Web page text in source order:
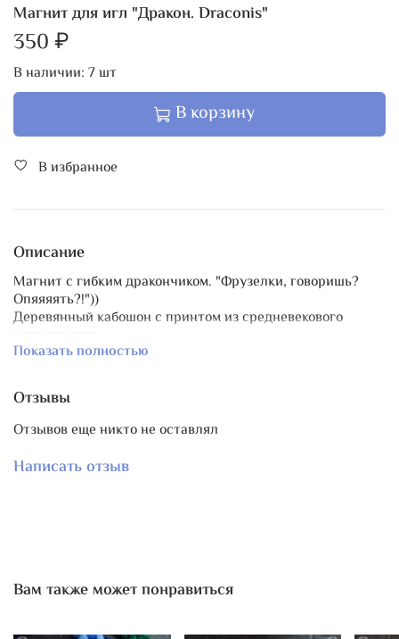
Магнит для игл "Дракон. Draconis"
350 ₽
В наличии: 7шт
В корзину
В избранное
Описание
Магнит с гибким дракончиком. "Фрузелки, говоришь?
Опяяяять?!"))
Деревянный кабошон с принтом из средневекового
Размер деревянного кабошона 45 х 33 мм.
не сотрется и не выцветет.
В основе усиленные неодимовые магнитные диски 7х2 и
10х2 мм.
Показать полностью
Отзывы
Отзывов еще никто не оставлял
Написать отзыв
Вам также может понравиться